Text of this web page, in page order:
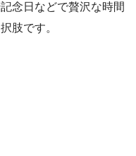
念日などで贅沢な時間
肢です。